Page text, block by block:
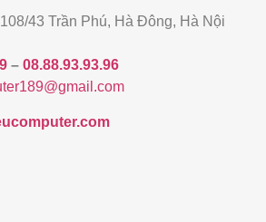
43 Trần Phú, Hà Đông, Hà Nội
– 08.88.93.93.96